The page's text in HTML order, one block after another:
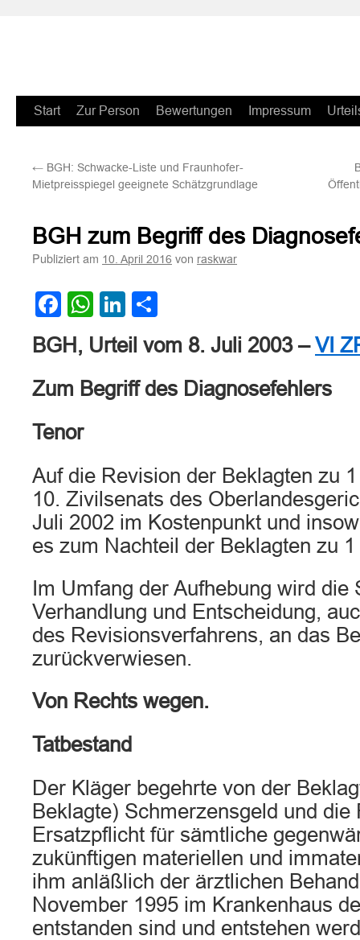
Zum
springen
Start Zur Person Bewertungen Impressum
← BGH: Schwacke-Liste und Fraunhofer-
Mietpreisspiegel geeignete Schätzgrundlage
BGH zum Begriff des
Publiziert am 10. April 2016 von raskwar
Facebook
WhatsApp
LinkedIn
BGH, Urteil vom 8. Juli 2003 –VI
Zum Begriff des Diagnosefehlers
Tenor
Auf die Revision der Beklagten zu
10. Zivilsenats des
Juli 2002 im Kostenpunkt und
es zum Nachteil der Beklagten zu
Im Umfang der Aufhebung wird die
Verhandlung und Entscheidung,
des Revisionsverfahrens, an das
zurückverwiesen.
Von Rechts wegen.
Tatbestand
Der Kläger begehrte von der
Beklagte) Schmerzensgeld und die
Ersatzpflicht für sämtliche
zukünftigen materiellen und
ihm anläßlich der ärztlichen
November 1995 im Krankenhaus
entstanden sind und entstehen